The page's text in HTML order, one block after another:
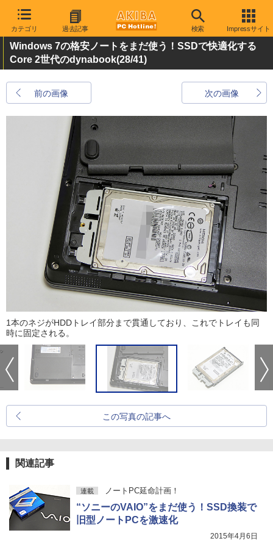
カテゴリ 過去記事 検索 Impressサイト
Windows 7の格安ノートをまだ使う！SSDで快適化する
Core 2世代のdynabook(28/41)
前の画像 次の画像
1本のネジがHDDトレイ部分まで貫通しており、これでトレイも同
時に固定される。
この写真の記事へ
関連記事
連載 ノートPC延命計画！
“ソニーのVAIO”をまだ使う！SSD換装で
旧型ノートPCを激速化
2015年4月6日